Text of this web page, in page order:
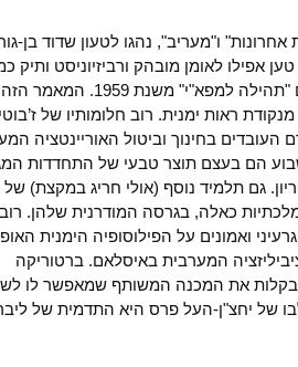
ו"מעריב", נהגו לטעון שדוד בן-
אפילו לאומן מובהק ורביזיוניסט ותיק
"ידיעות" הרצל רוזנבלום במאמר מפורסם בשם "תהילה למפא"י"
ראות ימנית. רוב חלומותיו של
בחינוך וביטול האוריינטציה
הם בעצם תוצר טבעי של התחדדות
גם תלמיד נוסף (אולי חריג במקצת) של
כאלה, בגרסה המודרנית שלהן.
ואמונים על הפילוסופיה הימנית
המערבית באיסלאם. ברטוריקה
בקלות את המכנה המשותף שמאפשר לו
של יחצ"ן-העל פרס היא התדמית של